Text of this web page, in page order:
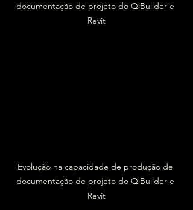
documentação de projeto do QiBuilder e
Revit
Evolução na capacidade de produção de
documentação de projeto do QiBuilder e
Revit